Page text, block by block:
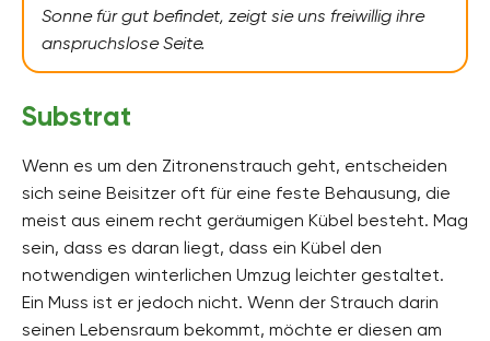
Sonne für gut befindet, zeigt sie uns freiwillig ihre
anspruchslose Seite.
Substrat
Wenn es um den Zitronenstrauch geht, entscheiden
sich seine Beisitzer oft für eine feste Behausung, die
meist aus einem recht geräumigen Kübel besteht. Mag
sein, dass es daran liegt, dass ein Kübel den
notwendigen winterlichen Umzug leichter gestaltet.
Ein Muss ist er jedoch nicht. Wenn der Strauch darin
seinen Lebensraum bekommt, möchte er diesen am